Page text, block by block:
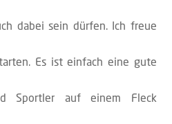
dabei sein dürfen. Ich freue
Es ist einfach eine gute
Sportler auf einem Fleck